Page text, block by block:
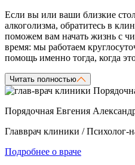
Если вы или ваши близкие
алкоголизма, обратитесь в
поможем вам начать жизнь с
время: мы работаем
помощь именно тогда, когда
Читать полностью
Порядочная Евгения
Главврач клиники / Психолог-
Подробнее о враче